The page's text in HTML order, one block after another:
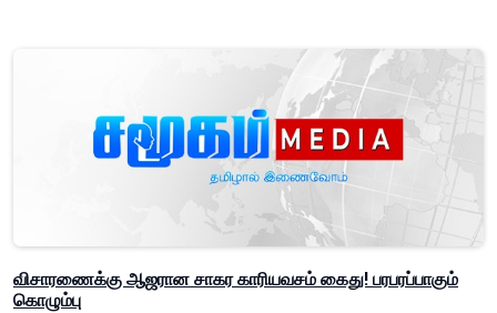
விசாரணைக்கு ஆஜரான சாகர காரியவசம் கைது! பரபரப்பாகும்
கொழும்பு